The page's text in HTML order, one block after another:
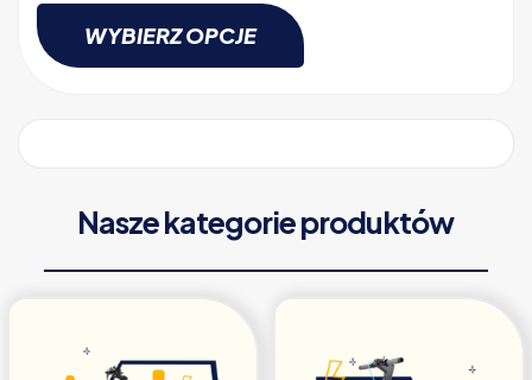
WYBIERZ OPCJE
można
na
Nasze kategorie produktów